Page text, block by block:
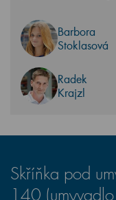
Barbora
Stoklasová
Radek
Krajzl
Skříňka pod
140